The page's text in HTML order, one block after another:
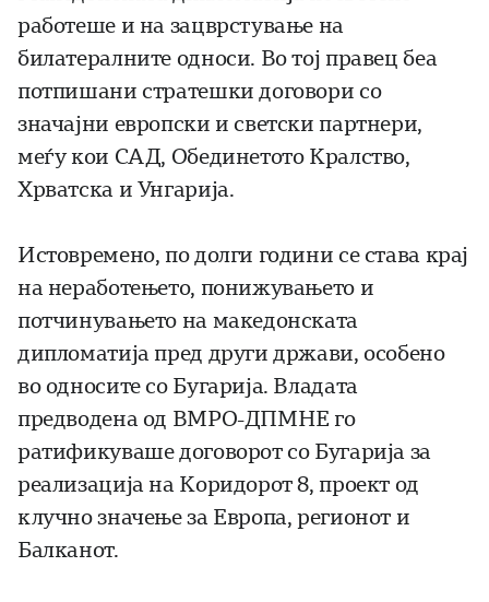
работеше и на зацврстување на
билатералните односи. Во тој правец беа
потпишани стратешки договори со
значајни европски и светски партнери,
меѓу кои САД, Обединетото Кралство,
Хрватска и Унгарија.
Истовремено, по долги години се става крај
на неработењето, понижувањето и
потчинувањето на македонската
дипломатија пред други држави, особено
во односите со Бугарија. Владата
предводена од ВМРО-ДПМНЕ го
ратификуваше договорот со Бугарија за
реализација на Коридорот 8, проект од
клучно значење за Европа, регионот и
Балканот.